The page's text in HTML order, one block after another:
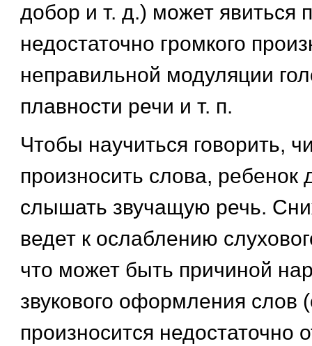
добор и т. д.) может явиться
недостаточно громкого
неправильной модуляции
плавности речи и т. п.
Чтобы научиться говорить,
произносить слова,
слышать звучащую речь.
ведет к ослаблению
что может быть причиной
звукового оформления слов
произносится недостаточно